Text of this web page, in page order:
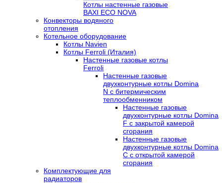
Котлы настенные газовые
BAXI ECO NOVA
Конвекторы водяного
отопления
Котельное оборудование
Котлы Navien
Котлы Ferroli (Италия)
Настенные газовые котлы
Ferroli
Настенные газовые
двухконтурные котлы Domina
N с битермическим
теплообменником
Настенные газовые
двухконтурные котлы Domina
F с закрытой камерой
сгорания
Настенные газовые
двухконтурные котлы Domina
C с открытой камерой
сгорания
Комплектующие для
радиаторов